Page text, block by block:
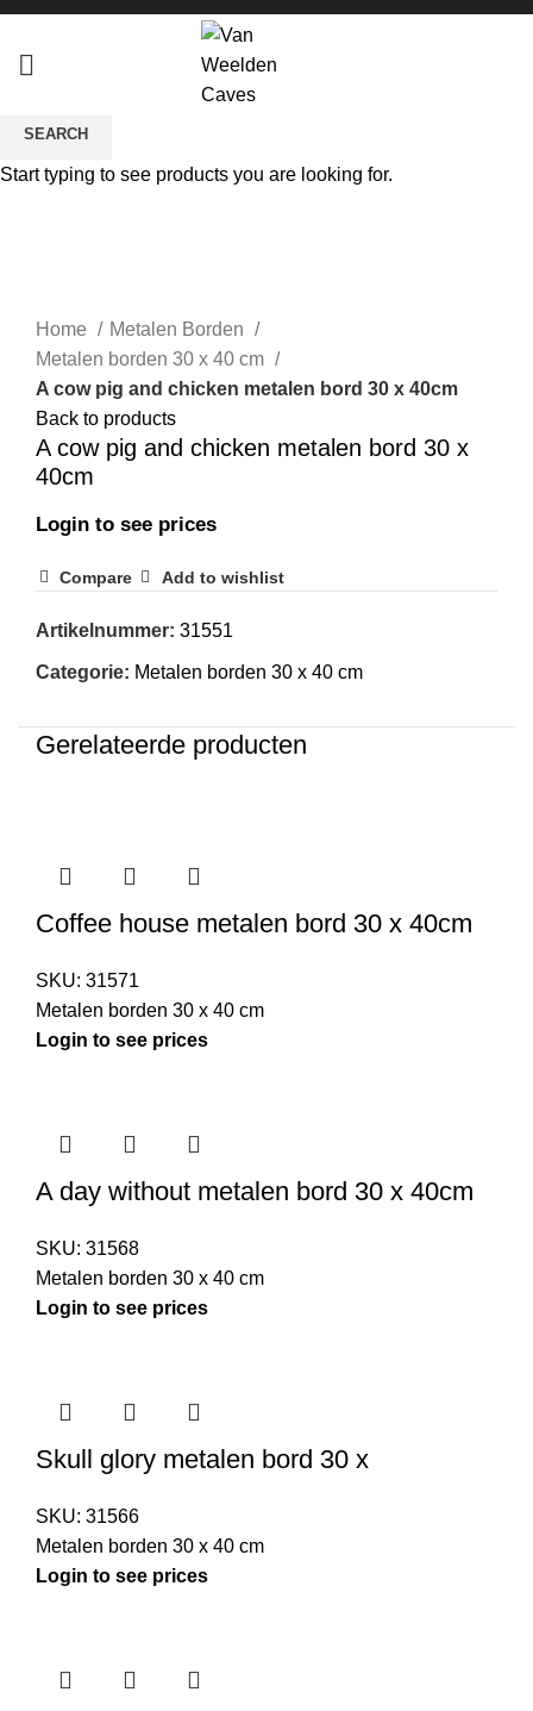
Home
Metalen Borden
Metalen borden 30 x 40 cm
A cow pig and chicken metalen bord 30 x 40cm
Back to products
A cow pig and chicken metalen bord 30 x
40cm
Login to see prices
Compare Add to wishlist
Artikelnummer: 31551
Categorie: Metalen borden 30 x 40 cm
Gerelateerde producten
Coffee house metalen bord 30 x 40cm
SKU: 31571
Metalen borden 30 x 40 cm
Login to see prices
A day without metalen bord 30 x 40cm
SKU: 31568
Metalen borden 30 x 40 cm
Login to see prices
Skull glory metalen bord 30 x
SKU: 31566
Metalen borden 30 x 40 cm
Login to see prices
SEARCH
Start typing to see products you are looking for.